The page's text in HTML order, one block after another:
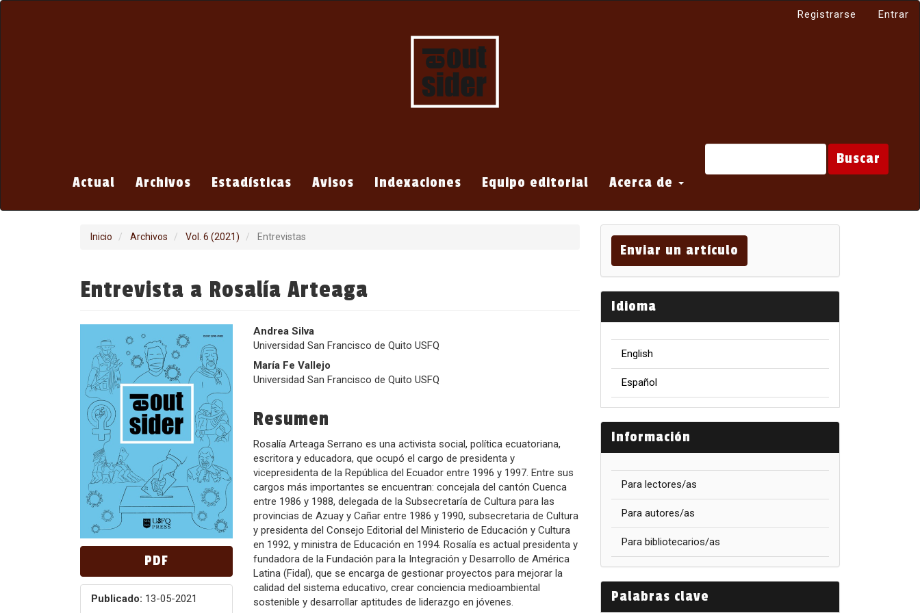
Registrarse Entrar
Actual Archivos Estadísticas Avisos Indexaciones Equipo editorial Acerca de
Buscar
Inicio Archivos Vol. 6 (2021) Entrevistas
Entrevista a Rosalía Arteaga
Barra
lateral
del
artículo
PDF
Publicado: 13-05-2021
Contenido
principal
del
Andrea Silva
Universidad San Francisco de Quito USFQ
María Fe Vallejo
Universidad San Francisco de Quito USFQ
Resumen
Rosalía Arteaga Serrano es una activista social, política ecuatoriana,
escritora y educadora, que ocupó el cargo de presidenta y
vicepresidenta de la República del Ecuador entre 1996 y 1997. Entre sus
cargos más importantes se encuentran: concejala del cantón Cuenca
entre 1986 y 1988, delegada de la Subsecretaría de Cultura para las
provincias de Azuay y Cañar entre 1986 y 1990, subsecretaria de Cultura
y presidenta del Consejo Editorial del Ministerio de Educación y Cultura
en 1992, y ministra de Educación en 1994. Rosalía es actual presidenta y
fundadora de la Fundación para la Integración y Desarrollo de América
Latina (Fidal), que se encarga de gestionar proyectos para mejorar la
calidad del sistema educativo, crear conciencia medioambiental
sostenible y desarrollar aptitudes de liderazgo en jóvenes.
Enviar
un
artículo
Enviar un artículo
Idioma
English
Español
Información
Para lectores/as
Para autores/as
Para bibliotecarios/as
Palabras clave